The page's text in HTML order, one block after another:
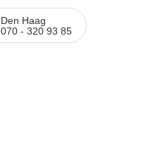
Den Haag
070 - 320 93 85